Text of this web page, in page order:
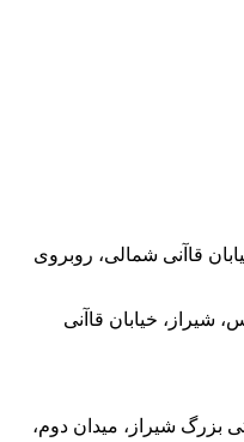
قاآنی شمالی، روبروی
شیراز، خیابان قاآنی
بزرگ شیراز، میدان دوم،